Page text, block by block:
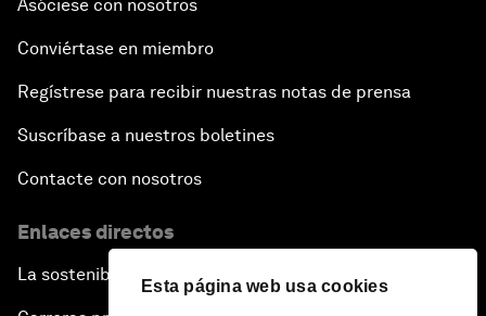
Esta página web usa cookies
Asóciese con nosotros
Conviértase en miembro
Regístrese para recibir nuestras notas de prensa
Suscríbase a nuestros boletines
Contacte con nosotros
Enlaces directos
La sostenibilidad en el Foro